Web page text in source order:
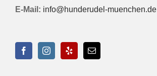
E-Mail: info@hunderudel-muenchen.de